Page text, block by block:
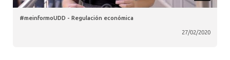
#meinformoUDD - Regulación económica
27/02/2020